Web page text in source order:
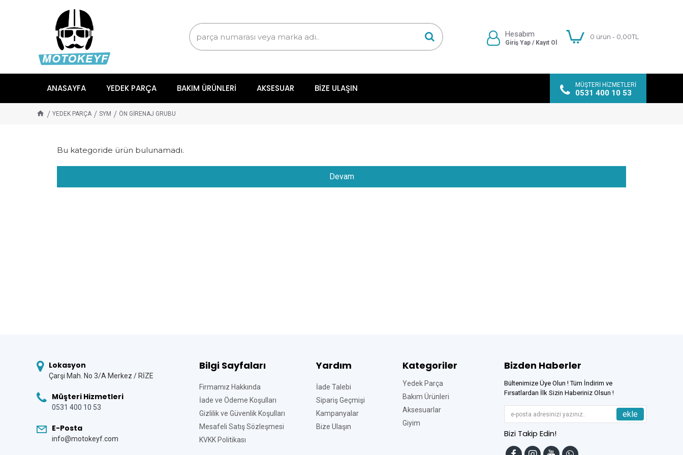
Hesabım
Giriş Yap / Kayıt Ol
0 ürün - 0,00TL
ANASAYFA YEDEK PARÇA BAKIM ÜRÜNLERI AKSESUAR BIZE ULAŞIN MÜŞTERI HIZMETLERI
0531 400 10 53
YEDEK PARÇA SYM ÖN GİRENAJ GRUBU
Bu kategoride ürün bulunamadı.
Devam
Lokasyon
Çarşi Mah. No 3/A Merkez / RİZE
Müşteri Hizmetleri
0531 400 10 53
E-Posta
info@motokeyf.com
Bilgi Sayfaları
Firmamız Hakkında
İade ve Ödeme Koşulları
Gizlilik ve Güvenlik Koşulları
Mesafeli Satış Sözleşmesi
KVKK Politikası
Yardım
İade Talebi
Sipariş Geçmişi
Kampanyalar
Bize Ulaşın
Kategoriler
Yedek Parça
Bakım Ürünleri
Aksesuarlar
Giyim
Bizden Haberler
Bültenimize Üye Olun ! Tüm İndirim ve
Fırsatlardan İlk Sizin Haberiniz Olsun !
ekle
Bizi Takip Edin!